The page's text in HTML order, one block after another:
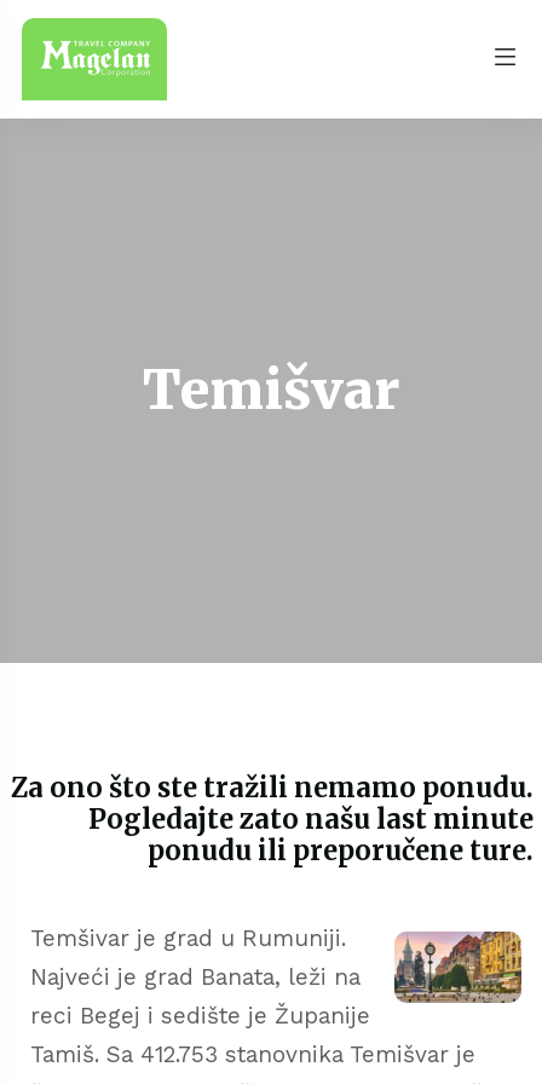
Temišvar
Za ono što ste tražili nemamo ponudu.
Pogledajte zato našu last minute
ponudu ili preporučene ture.
Temšivar je grad u Rumuniji.
Najveći je grad Banata, leži na
reci Begej i sedište je Županije
Tamiš. Sa 412.753 stanovnika Temišvar je